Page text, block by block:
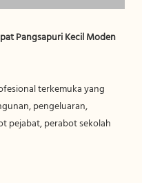
terkemuka yang
pengeluaran,
pejabat, perabot sekolah